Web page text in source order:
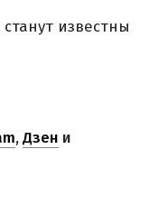
известны
,Дзен и